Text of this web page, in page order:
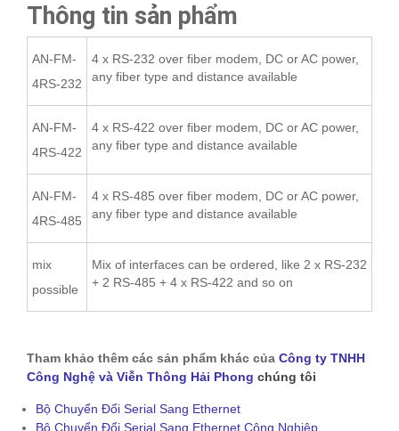
Thông tin sản phẩm
AN-FM-
4RS-232
4 x RS-232 over fiber modem, DC or AC power,
any fiber type and distance available
AN-FM-
4RS-422
4 x RS-422 over fiber modem, DC or AC power,
any fiber type and distance available
AN-FM-
4RS-485
4 x RS-485 over fiber modem, DC or AC power,
any fiber type and distance available
mix
possible
Mix of interfaces can be ordered, like 2 x RS-232
+ 2 RS-485 + 4 x RS-422 and so on
Tham khảo thêm các sản phẩm khác của Công ty TNHH
Công Nghệ và Viễn Thông Hải Phong chúng tôi
Bộ Chuyển Đổi Serial Sang Ethernet
Bộ Chuyển Đổi Serial Sang Ethernet Công Nghiệp